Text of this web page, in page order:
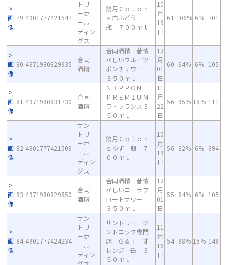
画
像
79 4901777421547
トリ
ーホ
ール
ディン
グス
鏡月Ｃｏｌｏｒ
ｓ白ぶどう
瓶 ７００ｍｌ
10
月
19
日
61 106% 6% 701
画
像
80 4971980829935
合同
酒精
合同酒精 昔懐
かしいフルーツ
ポンチサワー
３５０ｍｌ
12
月
01
日
60 64% 6% 105
画
像
81 4971980831730
合同
酒精
ＮＩＰＰＯＮ
ＰＲＥＭＩＵＭ
ラ・フランス３
５０ｍｌ
11
月
22
日
56 95% 18% 111
画
像
82 4901777421509
サン
トリ
ーホ
ール
ディン
グス
鏡月Ｃｏｌｏｒ
ｓゆず 瓶 ７
００ｍｌ
10
月
19
日
56 82% 6% 694
画
像
83 4971980829850
合同
酒精
合同酒精 昔懐
かしいコーラフ
ロートサワー
３５０ｍｌ
12
月
01
日
55 64% 6% 105
画
像
84 4901777424234
サン
トリ
ーホ
ール
ディン
サントリー ジ
ントニック専門
店 Ｇ＆Ｔ オ
レンジ 缶 ３
５０ｍｌ
11
月
16
日
54 98% 15% 149